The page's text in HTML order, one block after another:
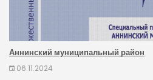
Аннинский муниципальный район
06.11.2024